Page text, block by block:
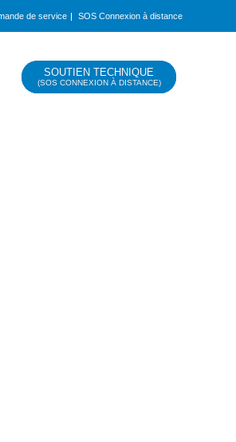
de service SOS Connexion à distance
SOUTIEN TECHNIQUE
(SOS CONNEXION À DISTANCE)